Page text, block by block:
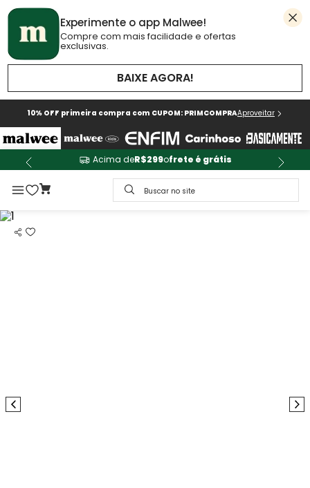
Experimente o app Malwee!
Compre com mais facilidade e ofertas
exclusivas.
BAIXE AGORA!
10% OFF primeira compra com CUPOM: PRIMCOMPRAAproveitar
Acima deR$299ofrete é grátis
Buscar no site